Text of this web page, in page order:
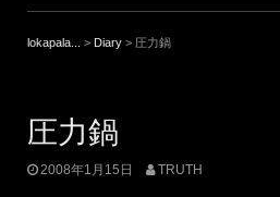
lokapala... > Diary > 圧力鍋
圧力鍋
2008年1月15日 TRUTH